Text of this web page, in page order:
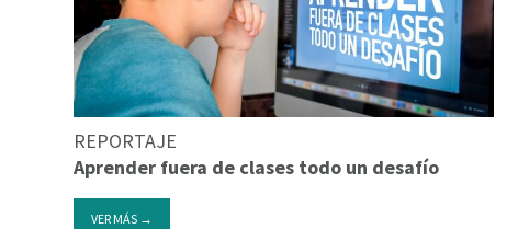
REPORTAJE
Aprender fuera de clases todo un desafío
VER MÁS →